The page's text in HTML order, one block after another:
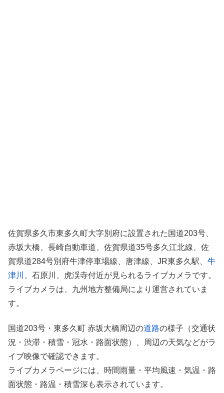
佐賀県多久市東多久町大字別府に設置された国道203号、
赤坂大橋、長崎自動車道、佐賀県道35号多久江北線、佐
賀県道284号別府牛津停車場線、唐津線、JR東多久駅、 牛
津川
、石原川、虎渓寺付近が見られるライブカメラです。
ライブカメラは、九州地方整備局により運営されていま
す。
国道203号・東多久町 赤坂大橋周辺の道路の様子（交通状
況・渋滞・積雪・冠水・路面状態）、周辺の天気などがラ
イブ映像で確認できます。
ライブカメラページには、時間雨量・平均風速・気温・路
面状態・路温・積雪深も表示されています。